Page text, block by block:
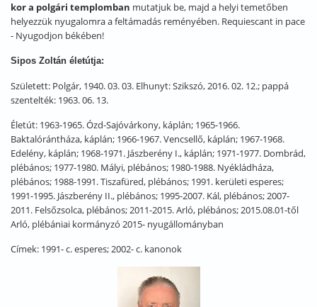
kor a polgári templomban mutatjuk be, majd a helyi temetőben
helyezzük nyugalomra a feltámadás reményében. Requiescant in pace
- Nyugodjon békében!
Sipos Zoltán életútja:
Született: Polgár, 1940. 03. 03. Elhunyt: Szikszó, 2016. 02. 12.; pappá
szentelték: 1963. 06. 13.
Életút: 1963-1965. Ózd-Sajóvárkony, káplán; 1965-1966.
Baktalórántháza, káplán; 1966-1967. Vencsellő, káplán; 1967-1968.
Edelény, káplán; 1968-1971. Jászberény I., káplán; 1971-1977. Dombrád,
plébános; 1977-1980. Mályi, plébános; 1980-1988. Nyékládháza,
plébános; 1988-1991. Tiszafüred, plébános; 1991. kerületi esperes;
1991-1995. Jászberény II., plébános; 1995-2007. Kál, plébános; 2007-
2011. Felsőzsolca, plébános; 2011-2015. Arló, plébános; 2015.08.01-től
Arló, plébániai kormányzó 2015- nyugállományban
Címek: 1991- c. esperes; 2002- c. kanonok